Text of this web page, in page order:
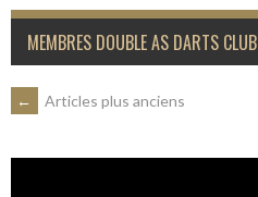
MEMBRES DOUBLE AS DARTS CLUB
NAVIGATION
DES
← Articles plus anciens